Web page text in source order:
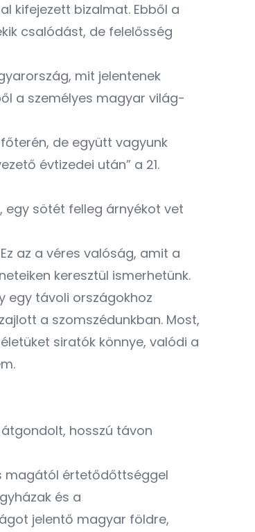
kifejezett bizalmat. Ebből a
csalódást, de felelősség
mit jelentenek
a személyes magyar világ-
de együtt vagyunk
évtizedei után” a 21.
egy sötét felleg árnyékot vet
az a véres valóság, amit a
keresztül ismerhetünk.
egy távoli országokhoz
a szomszédunkban. Most,
siratók könnye, valódi a
hosszú távon
magától értetődőttséggel
és a
jelentő magyar földre,